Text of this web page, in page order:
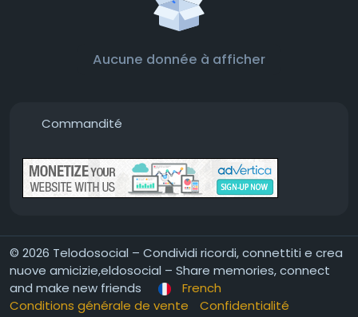
Aucune donnée à afficher
Commandité
© 2026 Telodosocial – Condividi ricordi, connettiti e crea
nuove amicizie,eldosocial – Share memories, connect
and make new friends
French
Conditions générale de vente
Confidentialité